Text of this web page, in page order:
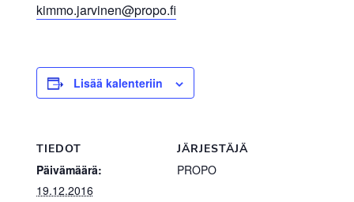
kimmo.jarvinen@propo.fi
Lisää kalenteriin
TIEDOT
Päivämäärä:
19.12.2016
JÄRJESTÄJÄ
PROPO